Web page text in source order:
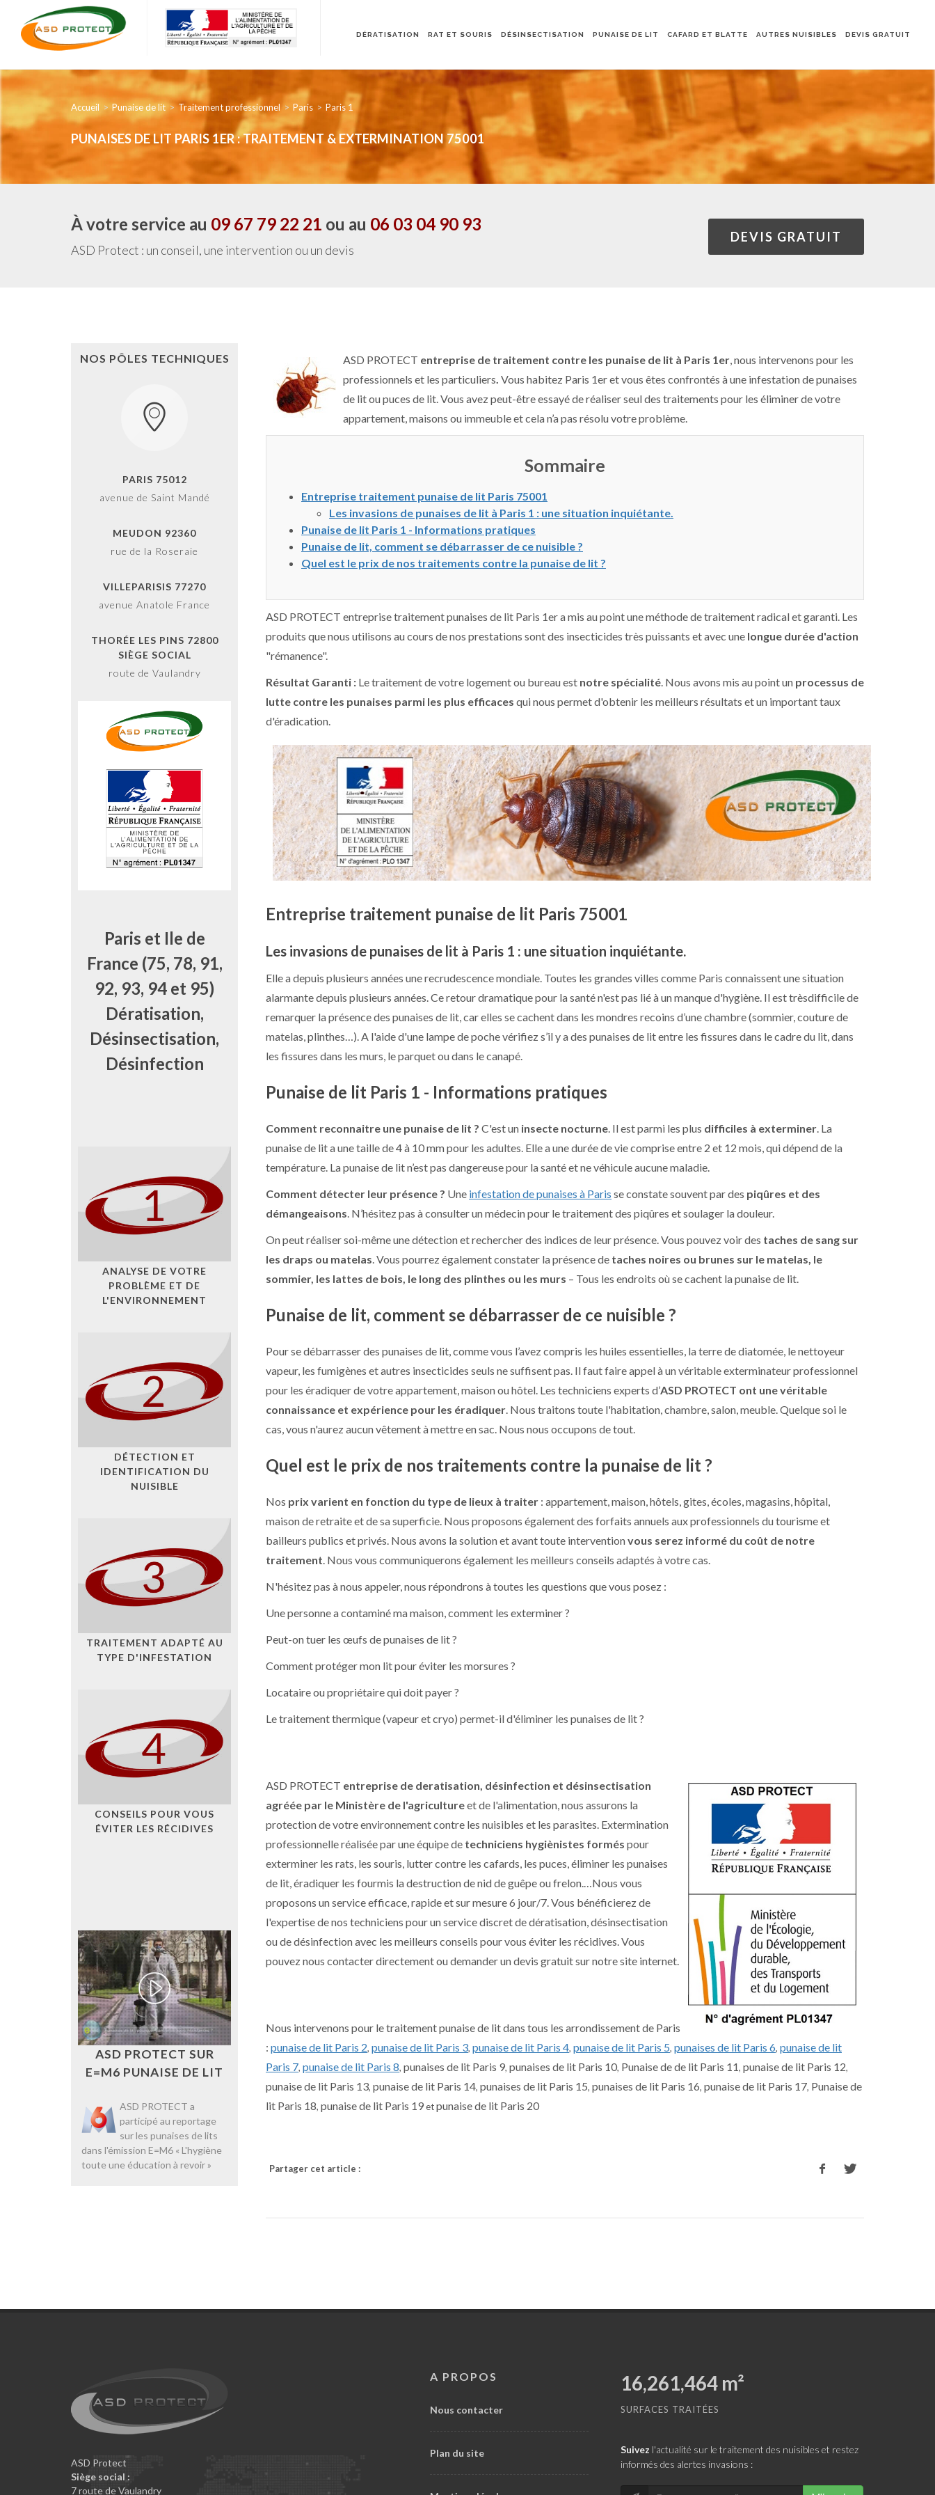
DÉRATISATION RAT ET SOURIS DÉSINSECTISATION PUNAISE DE LIT CAFARD ET BLATTE AUTRES NUISIBLES DEVIS GRATUIT
Accueil Punaise de lit Traitement professionnel Paris Paris 1
PUNAISES DE LIT PARIS 1ER : TRAITEMENT & EXTERMINATION 75001
À votre service au 09 67 79 22 21 ou au 06 03 04 90 93
ASD Protect : un conseil, une intervention ou un devis
DEVIS GRATUIT
ASD PROTECT entreprise de traitement contre les punaise de lit à Paris 1er, nous intervenons pour les
professionnels et les particuliers. Vous habitez Paris 1er et vous êtes confrontés à une infestation de punaises
de lit ou puces de lit. Vous avez peut-être essayé de réaliser seul des traitements pour les éliminer de votre
appartement, maisons ou immeuble et cela n’a pas résolu votre problème.
Sommaire
Entreprise traitement punaise de lit Paris 75001
Les invasions de punaises de lit à Paris 1 : une situation inquiétante.
Punaise de lit Paris 1 - Informations pratiques
Punaise de lit, comment se débarrasser de ce nuisible ?
Quel est le prix de nos traitements contre la punaise de lit ?
ASD PROTECT entreprise traitement punaises de lit Paris 1er a mis au point une méthode de traitement radical et garanti. Les
produits que nous utilisons au cours de nos prestations sont des insecticides très puissants et avec une longue durée d'action
"rémanence".
Résultat Garanti : Le traitement de votre logement ou bureau est notre spécialité. Nous avons mis au point un processus de
lutte contre les punaises parmi les plus efficaces qui nous permet d'obtenir les meilleurs résultats et un important taux
d'éradication.
Entreprise traitement punaise de lit Paris 75001
Les invasions de punaises de lit à Paris 1 : une situation inquiétante.
Elle a depuis plusieurs années une recrudescence mondiale. Toutes les grandes villes comme Paris connaissent une situation
alarmante depuis plusieurs années. Ce retour dramatique pour la santé n'est pas lié à un manque d'hygiène. Il est trèsdifficile de
remarquer la présence des punaises de lit, car elles se cachent dans les mondres recoins d’une chambre (sommier, couture de
matelas, plinthes…). A l'aide d'une lampe de poche vérifiez s’il y a des punaises de lit entre les fissures dans le cadre du lit, dans
les fissures dans les murs, le parquet ou dans le canapé.
Punaise de lit Paris 1 - Informations pratiques
Comment reconnaitre une punaise de lit ? C'est un insecte nocturne. Il est parmi les plus difficiles à exterminer. La
punaise de lit a une taille de 4 à 10 mm pour les adultes. Elle a une durée de vie comprise entre 2 et 12 mois, qui dépend de la
température. La punaise de lit n’est pas dangereuse pour la santé et ne véhicule aucune maladie.
Comment détecter leur présence ? Une infestation de punaises à Paris se constate souvent par des piqûres et des
démangeaisons. N’hésitez pas à consulter un médecin pour le traitement des piqûres et soulager la douleur.
On peut réaliser soi-même une détection et rechercher des indices de leur présence. Vous pouvez voir des taches de sang sur
les draps ou matelas. Vous pourrez également constater la présence de taches noires ou brunes sur le matelas, le
sommier, les lattes de bois, le long des plinthes ou les murs – Tous les endroits où se cachent la punaise de lit.
Punaise de lit, comment se débarrasser de ce nuisible ?
Pour se débarrasser des punaises de lit, comme vous l’avez compris les huiles essentielles, la terre de diatomée, le nettoyeur
vapeur, les fumigènes et autres insecticides seuls ne suffisent pas. Il faut faire appel à un véritable exterminateur professionnel
pour les éradiquer de votre appartement, maison ou hôtel. Les techniciens experts d’ASD PROTECT ont une véritable
connaissance et expérience pour les éradiquer. Nous traitons toute l'habitation, chambre, salon, meuble. Quelque soi le
cas, vous n'aurez aucun vêtement à mettre en sac. Nous nous occupons de tout.
Quel est le prix de nos traitements contre la punaise de lit ?
Nos prix varient en fonction du type de lieux à traiter : appartement, maison, hôtels, gites, écoles, magasins, hôpital,
maison de retraite et de sa superficie. Nous proposons également des forfaits annuels aux professionnels du tourisme et
bailleurs publics et privés. Nous avons la solution et avant toute interventionvous serez informé du coût de notre
traitement. Nous vous communiquerons également les meilleurs conseils adaptés à votre cas.
N'hésitez pas à nous appeler, nous répondrons à toutes les questions que vous posez :
Une personne a contaminé ma maison, comment les exterminer ?
Peut-on tuer les œufs de punaises de lit ?
Comment protéger mon lit pour éviter les morsures ?
Locataire ou propriétaire qui doit payer ?
Le traitement thermique (vapeur et cryo) permet-il d'éliminer les punaises de lit ?
ASD PROTECT entreprise de deratisation, désinfection et désinsectisation
agréée par le Ministère de l'agricultureet de l'alimentation, nous assurons la
protection de votre environnement contre les nuisibles et les parasites. Extermination
professionnelle réalisée par une équipe de techniciens hygiènistes formés pour
exterminer les rats, les souris, lutter contre les cafards, les puces, éliminer les punaises
de lit, éradiquer les fourmis la destruction de nid de guêpe ou frelon.…Nous vous
proposons un service efficace, rapide et sur mesure 6 jour/7. Vous bénéficierez de
l'expertise de nos techniciens pour un service discret de dératisation, désinsectisation
ou de désinfection avec les meilleurs conseils pour vous éviter les récidives. Vous
pouvez nous contacter directement ou demander un devis gratuit sur notre site internet.
Nous intervenons pour le traitement punaise de lit dans tous les arrondissement de Paris
: punaise de lit Paris 2, punaise de lit Paris 3, punaise de lit Paris 4, punaise de lit Paris 5, punaises de lit Paris 6, punaise de lit
Paris 7, punaise de lit Paris 8, punaises de lit Paris 9, punaises de lit Paris 10, Punaise de de lit Paris 11, punaise de lit Paris 12,
punaise de lit Paris 13, punaise de lit Paris 14, punaises de lit Paris 15, punaises de lit Paris 16, punaise de lit Paris 17, Punaise de
lit Paris 18, punaise de lit Paris 19etpunaise de lit Paris 20
Partager cet article :
NOS PÔLES TECHNIQUES
PARIS 75012
avenue de Saint Mandé
MEUDON 92360
rue de la Roseraie
VILLEPARISIS 77270
avenue Anatole France
THORÉE LES PINS 72800
SIÈGE SOCIAL
route de Vaulandry
Paris et Ile de
France (75, 78, 91,
92, 93, 94 et 95)
Dératisation,
Désinsectisation,
Désinfection
ANALYSE DE VOTRE
PROBLÈME ET DE
L'ENVIRONNEMENT
DÉTECTION ET
IDENTIFICATION DU
NUISIBLE
TRAITEMENT ADAPTÉ AU
TYPE D'INFESTATION
CONSEILS POUR VOUS
ÉVITER LES RÉCIDIVES
ASD PROTECT SUR
E=M6 PUNAISE DE LIT
ASD PROTECT a
participé au reportage
sur les punaises de lits
dans l'émission E=M6 « L'hygiène
toute une éducation à revoir »
ASD Protect
Siège social :
7 route de Vaulandry
A PROPOS
Nous contacter
Plan du site
19,933,408 m²
SURFACES TRAITÉES
Suivez l'actualité sur le traitement des nuisibles et restez
informés des alertes invasions :